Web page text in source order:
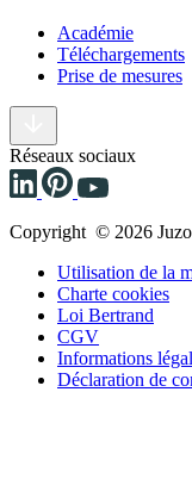
Académie
Téléchargements
Prise de mesures
Réseaux sociaux
Copyright © 2026 Juzo
Utilisation de la
Charte cookies
Loi Bertrand
CGV
Informations
Déclaration de